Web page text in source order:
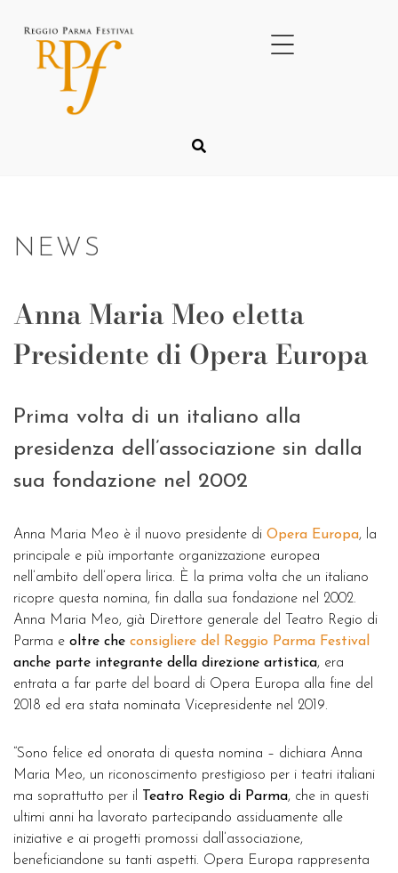
NEWS
Anna Maria Meo eletta
Presidente di Opera Europa
Prima volta di un italiano alla
presidenza dell’associazione sin dalla
sua fondazione nel 2002
Anna Maria Meo è il nuovo presidente di Opera Europa, la
principale e più importante organizzazione europea
nell’ambito dell’opera lirica. È la prima volta che un italiano
ricopre questa nomina, fin dalla sua fondazione nel 2002.
Anna Maria Meo, già Direttore generale del Teatro Regio di
Parma e oltre che consigliere del Reggio Parma Festival
anche parte integrante della direzione artistica, era
entrata a far parte del board di Opera Europa alla fine del
2018 ed era stata nominata Vicepresidente nel 2019.
“Sono felice ed onorata di questa nomina – dichiara Anna
Maria Meo, un riconoscimento prestigioso per i teatri italiani
ma soprattutto per il
Teatro Regio di Parma, che in questi
ultimi anni ha lavorato partecipando assiduamente alle
iniziative e ai progetti promossi dall’associazione,
beneficiandone su tanti aspetti. Opera Europa rappresenta